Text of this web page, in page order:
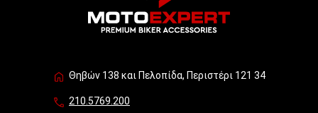
Θηβών 138 και Πελοπίδα, Περιστέρι 121 34
210.5769.200